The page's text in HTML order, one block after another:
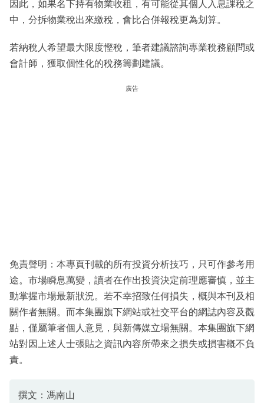
因此，如果名下持有物業收租，有可能從其個人入息課稅之
中，分拆物業稅出來繳稅，會比合併報稅更為划算。
若納稅人希望最大限度慳稅，筆者建議諮詢專業稅務顧問或
會計師，獲取個性化的稅務籌劃建議。
廣告
免責聲明：本專頁刊載的所有投資分析技巧，只可作參考用
途。市場瞬息萬變，讀者在作出投資決定前理應審慎，並主
動掌握市場最新狀況。若不幸招致任何損失，概與本刊及相
關作者無關。而本集團旗下網站或社交平台的網誌內容及觀
點，僅屬筆者個人意見，與新傳媒立場無關。本集團旗下網
站對因上述人士張貼之資訊內容所帶來之損失或損害概不負
責。
撰文：馮南山